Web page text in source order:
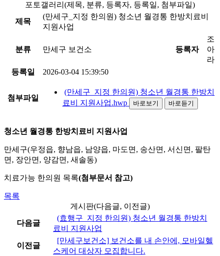
포토갤러리(제목, 분류, 등록자, 등록일, 첨부파일)
제목
(만세구_지정 한의원) 청소년 월경통 한방치료비
지원사업
분류 만세구 보건소 등록자
조
아
라
등록일
2026-03-04 15:39:50
첨부파일
(만세구_지정 한의원) 청소년 월경통 한방치
료비 지원사업.hwp
바로보기 바로듣기
청소년 월경통 한방치료비 지원사업
만세구(우정읍, 향남읍, 남양읍, 마도면, 송산면, 서신면, 팔탄
면, 장안면, 양감면, 새솔동)
치료가능 한의원 목록(첨부문서 참고)
목록
게시판(다음글, 이전글)
다음글
(효행구_지정 한의원) 청소년 월경통 한방치
료비 지원사업
이전글
[만세구보건소] 보건소를 내 손안에, 모바일헬
스케어 대상자 모집합니다.